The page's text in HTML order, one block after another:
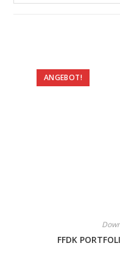
ANGEBOT!
FFDK